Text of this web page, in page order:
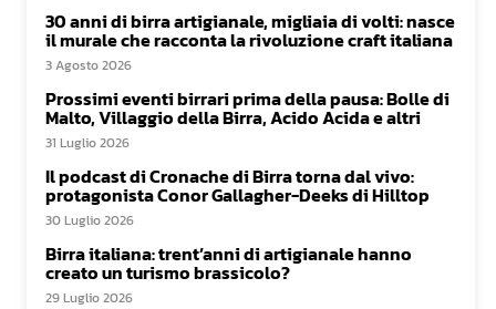
30 anni di birra artigianale, migliaia di volti: nasce
il murale che racconta la rivoluzione craft italiana
3 Agosto 2026
Prossimi eventi birrari prima della pausa: Bolle di
Malto, Villaggio della Birra, Acido Acida e altri
31 Luglio 2026
Il podcast di Cronache di Birra torna dal vivo:
protagonista Conor Gallagher-Deeks di Hilltop
30 Luglio 2026
Birra italiana: trent’anni di artigianale hanno
creato un turismo brassicolo?
29 Luglio 2026